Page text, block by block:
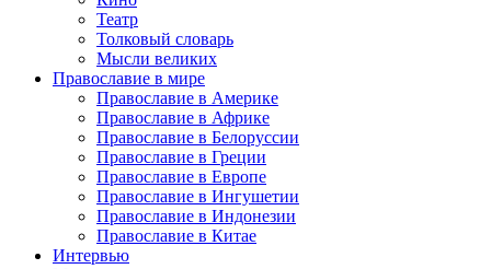
Театр
Толковый словарь
Мысли великих
Православие в мире
Православие в Америке
Православие в Африке
Православие в Белоруссии
Православие в Греции
Православие в Европе
Православие в Ингушетии
Православие в Индонезии
Православие в Китае
Интервью